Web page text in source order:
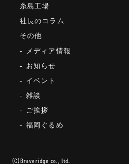
糸島工場
社長のコラム
その他
メディア情報
お知らせ
イベント
雑談
ご挨拶
福岡ぐるめ
(C)Braveridge co., ltd.